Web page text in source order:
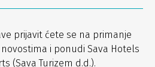
prijavit ćete se na primanje
i ponudi Sava Hotels
(Sava Turizem d.d.).